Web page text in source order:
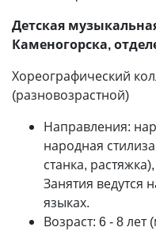
Детская
Каменогорска,
Хореографический
(разновозрастной)
Направления:
народная
станка,
Занятия ведутся
языках.
Возраст: 6 - 8 лет